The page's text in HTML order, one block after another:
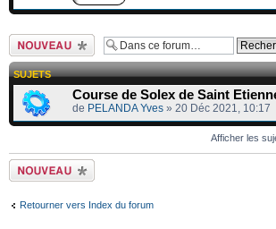
Ecrire un nouveau
sujet
SUJETS
Course de Solex de Saint
de PELANDA Yves » 20 Déc 2021, 10:17
Afficher les
Ecrire un nouveau
sujet
Retourner vers Index du forum